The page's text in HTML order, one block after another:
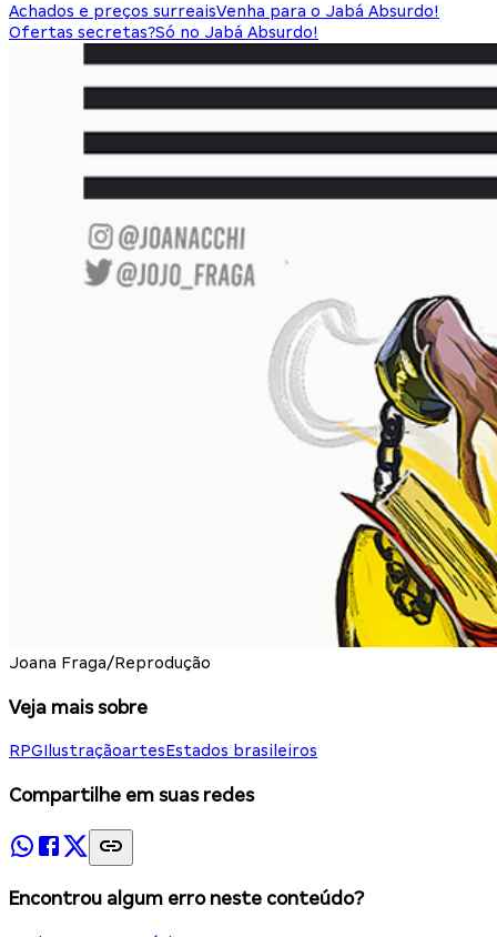
Achados e preços surreaisVenha para o Jabá Absurdo!
Ofertas secretas?Só no Jabá Absurdo!
Joana Fraga/Reprodução
Veja mais sobre
RPGIlustraçãoartesEstados brasileiros
Compartilhe em suas redes
Encontrou algum erro neste conteúdo?